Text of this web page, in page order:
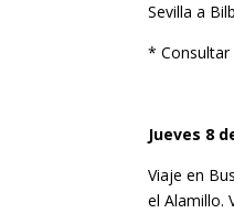
Sevilla a
* Consultar
Jueves 8
Viaje en
el Alamillo.